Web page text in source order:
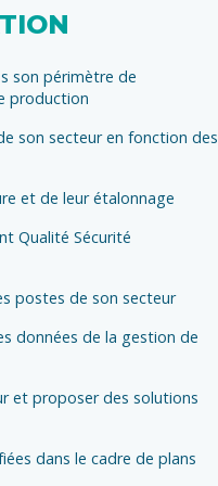
son périmètre de
production
son secteur en fonction des
et de leur étalonnage
Qualité Sécurité
postes de son secteur
données de la gestion de
et proposer des solutions
dans le cadre de plans